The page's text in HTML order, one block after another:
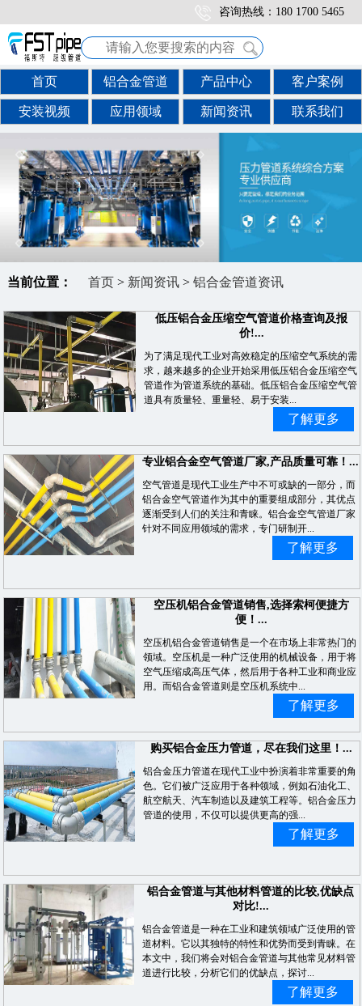
咨询热线：180 1700 5465
首页 铝合金管道 产品中心 客户案例
安装视频 应用领域 新闻资讯 联系我们
当前位置： 首页> 新闻资讯> 铝合金管道资讯
低压铝合金压缩空气管道价格查询及报
价!...
为了满足现代工业对高效稳定的压缩空气系统的需
求，越来越多的企业开始采用低压铝合金压缩空气
管道作为管道系统的基础。低压铝合金压缩空气管
道具有质量轻、重量轻、易于安装...
了解更多
专业铝合金空气管道厂家,产品质量可靠！...
空气管道是现代工业生产中不可或缺的一部分，而
铝合金空气管道作为其中的重要组成部分，其优点
逐渐受到人们的关注和青睐。铝合金空气管道厂家
针对不同应用领域的需求，专门研制开...
了解更多
空压机铝合金管道销售,选择索柯便捷方
便！...
空压机铝合金管道销售是一个在市场上非常热门的
领域。空压机是一种广泛使用的机械设备，用于将
空气压缩成高压气体，然后用于各种工业和商业应
用。而铝合金管道则是空压机系统中...
了解更多
购买铝合金压力管道，尽在我们这里！...
铝合金压力管道在现代工业中扮演着非常重要的角
色。它们被广泛应用于各种领域，例如石油化工、
航空航天、汽车制造以及建筑工程等。铝合金压力
管道的使用，不仅可以提供更高的强...
了解更多
铝合金管道与其他材料管道的比较,优缺点
对比!...
铝合金管道是一种在工业和建筑领域广泛使用的管
道材料。它以其独特的特性和优势而受到青睐。在
本文中，我们将会对铝合金管道与其他常见材料管
道进行比较，分析它们的优缺点，探讨...
了解更多